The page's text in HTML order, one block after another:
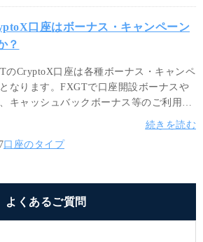
口座はボーナス・キャンペーン
？
のCryptoX口座は各種ボーナス・キャンペ
なります。FXGTで口座開設ボーナスや
キャッシュバックボーナス等のご利用を
は、各種ボーナス付与と対象となるミニ
ード口座、Optimus口座でのお取引をお
続きを読む
口座のタイプ
よくあるご質問